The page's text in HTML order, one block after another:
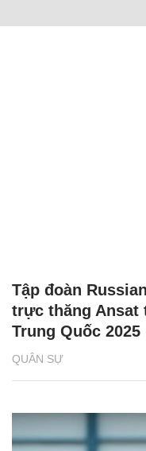
QUÂN SỰ
Tập đoàn
trực thăng Ansat
Trung Quốc 2025